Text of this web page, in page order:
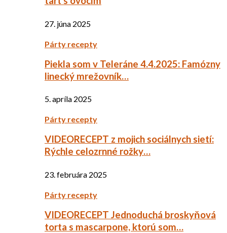
27. júna 2025
Párty recepty
Piekla som v Teleráne 4.4.2025: Famózny
linecký mrežovník…
5. apríla 2025
Párty recepty
VIDEORECEPT z mojich sociálnych sietí:
Rýchle celozrnné rožky…
23. februára 2025
Párty recepty
VIDEORECEPT Jednoduchá broskyňová
torta s mascarpone, ktorú som…